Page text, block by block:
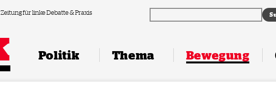
Zeitung für linke Debatte & Praxis
Politik Thema Bewegung